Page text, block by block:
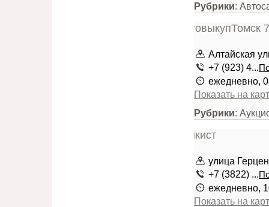
Рубрики:
Алтайская
+7 (923) 4...
ежедневно,
Показать на
Рубрики:
улица
+7 (3822) ...
ежедневно,
Показать на